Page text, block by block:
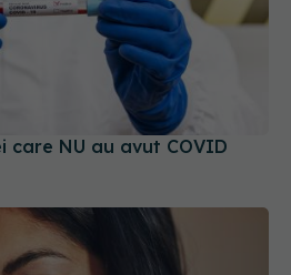
care NU au avut COVID